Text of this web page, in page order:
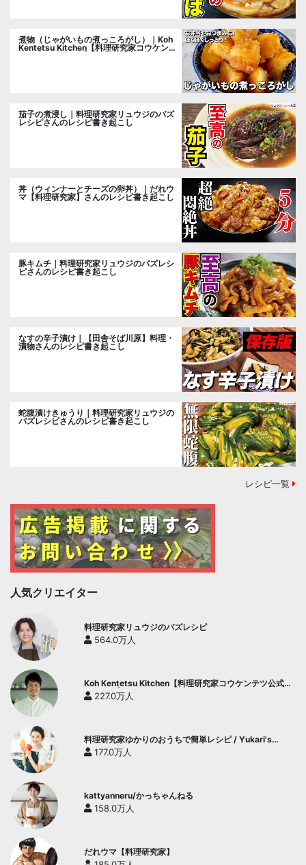
煮物（じゃがいもの煮っころがし）｜Koh
Kentetsu Kitchen【料理研究家コウケンテ
茄子の煮浸し｜料理研究家リュウジのバズ
レシピさんのレシピ書き起こし
丼（ウィンナーとチーズの卵丼）｜だれウ
マ【料理研究家】さんのレシピ書き起こし
豚キムチ｜料理研究家リュウジのバズレシ
ピさんのレシピ書き起こし
なすの辛子漬け｜【田舎そば川原】料理・
漬物さんのレシピ書き起こし
蛇腹漬けきゅうり｜料理研究家リュウジの
バズレシピさんのレシピ書き起こし
レシピ一覧
人気クリエイター
料理研究家リュウジのバズレシピ
564.0万人
Koh Kentetsu Kitchen【料理研究家コウケンテツ公式チ
ャンネル】
227.0万人
料理研究家ゆかりのおうちで簡単レシピ / Yukari's
Kitchen
177.0万人
kattyanneru/かっちゃんねる
158.0万人
だれウマ【料理研究家】